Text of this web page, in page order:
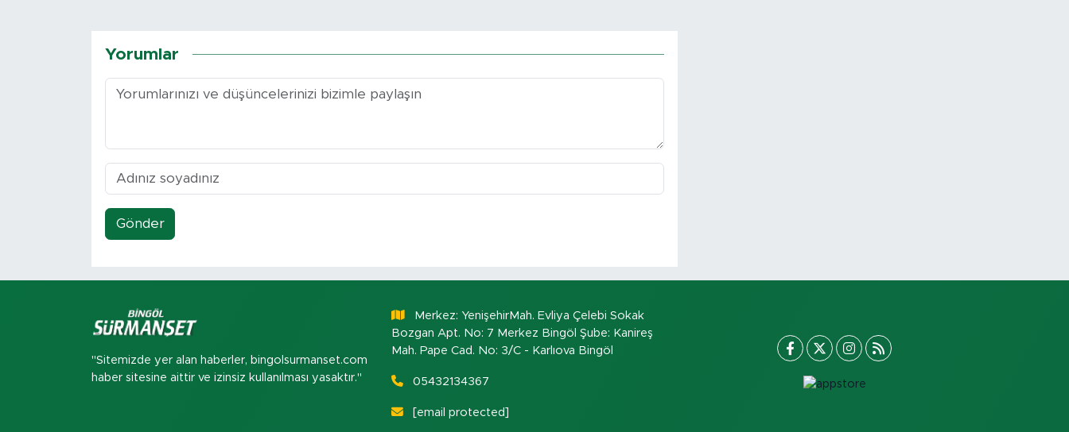
Yorumlar
Gönder
"Sitemizde yer alan haberler, bingolsurmanset.com
haber sitesine aittir ve izinsiz kullanılması yasaktır."
Merkez: YenişehirMah. Evliya Çelebi Sokak
Bozgan Apt. No: 7 Merkez Bingöl Şube: Kanireş
Mah. Pape Cad. No: 3/C - Karlıova Bingöl
05432134367
[email protected]